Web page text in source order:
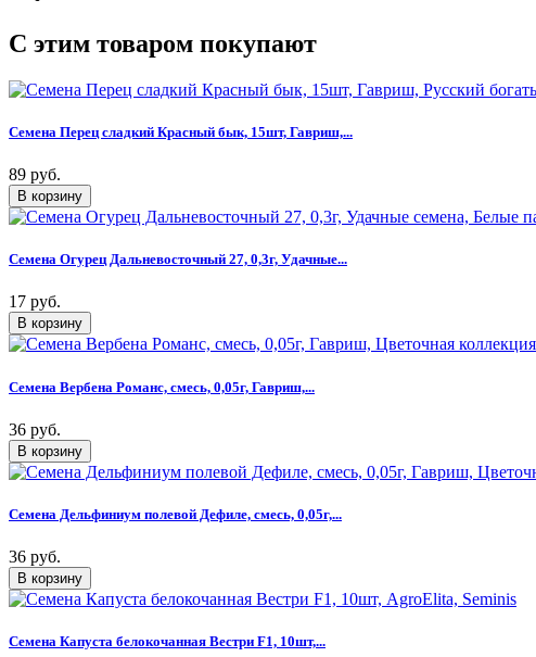
C этим товаром покупают
Семена Перец сладкий Красный бык, 15шт, Гавриш,...
89 руб.
Семена Огурец Дальневосточный 27, 0,3г, Удачные...
17 руб.
Семена Вербена Романс, смесь, 0,05г, Гавриш,...
36 руб.
Семена Дельфиниум полевой Дефиле, смесь, 0,05г,...
36 руб.
Семена Капуста белокочанная Вестри F1, 10шт,...